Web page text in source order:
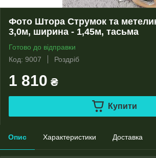
Фото Штора Струмок та
3,0м, ширина - 1,45м, тасьма
Готово до відправки
Код: 9007
Роздріб
1 810 ₴
Купити
Опис Характеристики Доставка